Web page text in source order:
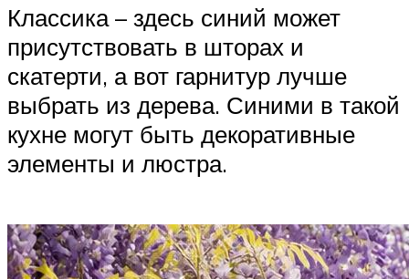
Классика – здесь синий может
присутствовать в шторах и
скатерти, а вот гарнитур лучше
выбрать из дерева. Синими в такой
кухне могут быть декоративные
элементы и люстра.